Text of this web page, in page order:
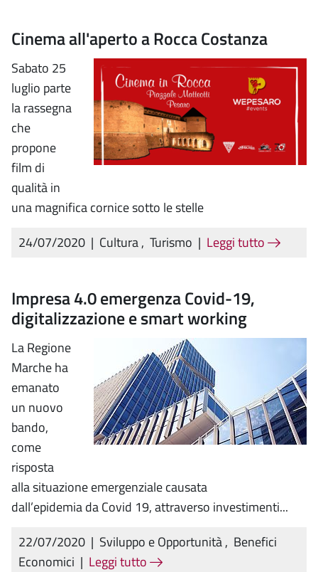
Cinema all'aperto a Rocca Costanza
Sabato 25
luglio parte
la rassegna
che
propone
film di
qualità in
una magnifica cornice sotto le stelle
24/07/2020 | Cultura, Turismo | Leggi tutto
Impresa 4.0 emergenza Covid-19,
digitalizzazione e smart working
La Regione
Marche ha
emanato
un nuovo
bando,
come
risposta
alla situazione emergenziale causata
dall’epidemia da Covid 19, attraverso investimenti...
22/07/2020 | Sviluppo e Opportunità, Benefici
Economici | Leggi tutto